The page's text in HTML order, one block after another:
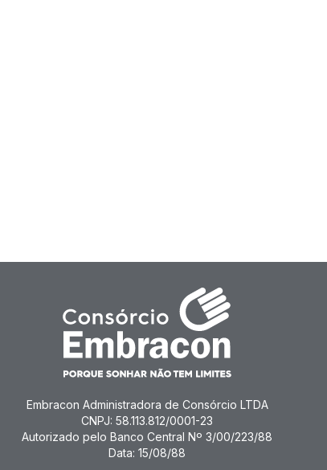
Embracon Administradora de Consórcio LTDA
CNPJ: 58.113.812/0001-23
Autorizado pelo Banco Central Nº 3/00/223/88
Data: 15/08/88